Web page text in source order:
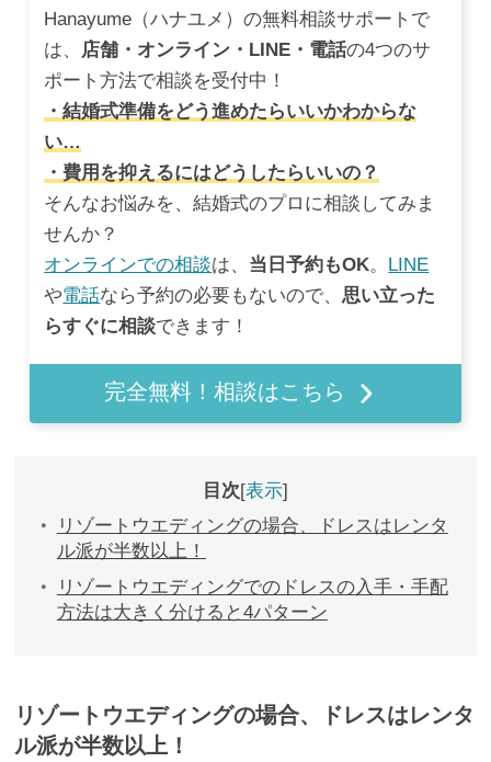
Hanayume（ハナユメ）の無料相談サポートで
は、 店舗・オンライン・LINE・電話の4つのサ
ポート方法で相談を受付中！
・結婚式準備をどう進めたらいいかわからな
い…
・費用を抑えるにはどうしたらいいの？
そんなお悩みを、結婚式のプロに相談してみま
せんか？
オンラインでの相談は、 当日予約もOK。 LINE
や電話なら予約の必要もないので、思い立った
らすぐに相談できます！
完全無料！相談はこちら
目次 表示
リゾートウエディングの場合、ドレスはレンタ
ル派が半数以上！
リゾートウエディングでのドレスの入手・手配
方法は大きく分けると4パターン
リゾートウエディングの場合、ドレスはレンタ
ル派が半数以上！